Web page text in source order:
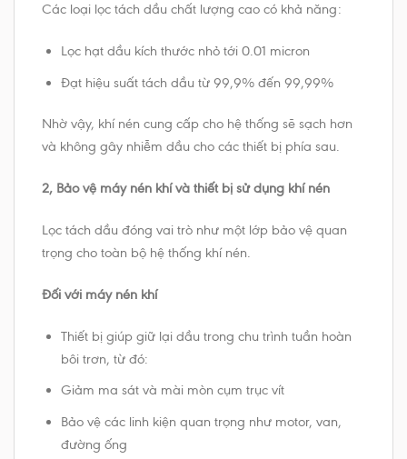
Các loại lọc tách dầu chất lượng cao có khả năng:
Lọc hạt dầu kích thước nhỏ tới 0.01 micron
Đạt hiệu suất tách dầu từ 99,9% đến 99,99%
Nhờ vậy, khí nén cung cấp cho hệ thống sẽ sạch hơn
và không gây nhiễm dầu cho các thiết bị phía sau.
2, Bảo vệ máy nén khí và thiết bị sử dụng khí nén
Lọc tách dầu đóng vai trò như một lớp bảo vệ quan
trọng cho toàn bộ hệ thống khí nén.
Đối với máy nén khí
Thiết bị giúp giữ lại dầu trong chu trình tuần hoàn
bôi trơn, từ đó:
Giảm ma sát và mài mòn cụm trục vít
Bảo vệ các linh kiện quan trọng như motor, van,
đường ống